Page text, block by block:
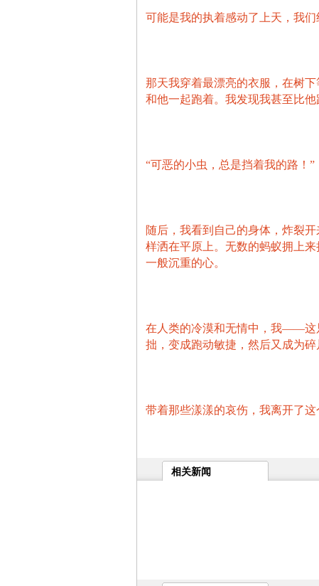
可能是我的执着感动了上天，我们
那天我穿着最漂亮的衣服，在树
和他一起跑着。我发现我甚至比他
“可恶的小虫，总是挡着我的路！”
随后，我看到自己的身体，炸裂
样洒在平原上。无数的蚂蚁拥上
一般沉重的心。
在人类的冷漠和无情中，我——这
拙，变成跑动敏捷，然后又成为碎
带着那些漾漾的哀伤，我离开了
相关新闻